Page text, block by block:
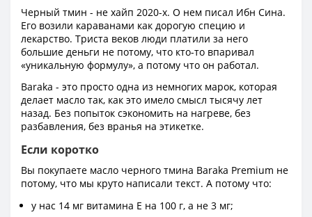
Черный тмин - не хайп 2020-х. О нем писал Ибн Сина.
Его возили караванами как дорогую специю и
лекарство. Триста веков люди платили за него
большие деньги не потому, что кто-то впаривал
«уникальную формулу», а потому что он работал.
Baraka - это просто одна из немногих марок, которая
делает масло так, как это имело смысл тысячу лет
назад. Без попыток сэкономить на нагреве, без
разбавления, без вранья на этикетке.
Если коротко
Вы покупаете масло черного тмина Baraka Premium не
потому, что мы круто написали текст. А потому что:
у нас 14 мг витамина Е на 100 г, а не 3 мг;